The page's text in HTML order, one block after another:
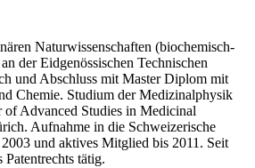
Naturwissenschaften (biochemisch-
der Eidgenössischen Technischen
und Abschluss mit Master Diplom mit
Chemie. Studium der Medizinalphysik
of Advanced Studies in Medicinal
Aufnahme in die Schweizerische
und aktives Mitglied bis 2011. Seit
Patentrechts tätig.